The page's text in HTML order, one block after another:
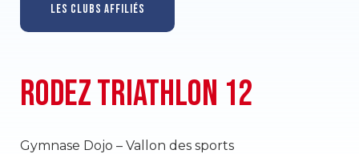
LES CLUBS AFFILIÉS
RODEZ TRIATHLON 12
Gymnase Dojo – Vallon des sports